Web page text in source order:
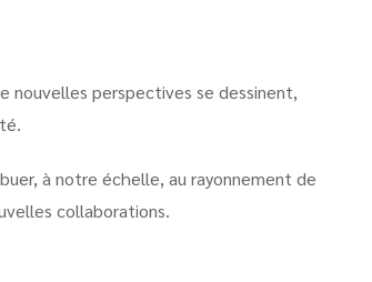
nouvelles perspectives se dessinent,
à notre échelle, au rayonnement de
collaborations.